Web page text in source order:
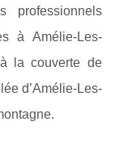
professionnels
à Amélie-Les-
la couverte de
d’Amélie-Les-